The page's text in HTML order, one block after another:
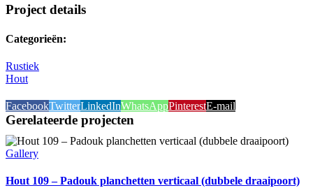
Project details
Categorieën:
Rustiek
Hout
FacebookTwitterLinkedInWhatsAppPinterestE-mail
Gerelateerde projecten
Gallery
Hout 109 – Padouk planchetten verticaal (dubbele draaipoort)